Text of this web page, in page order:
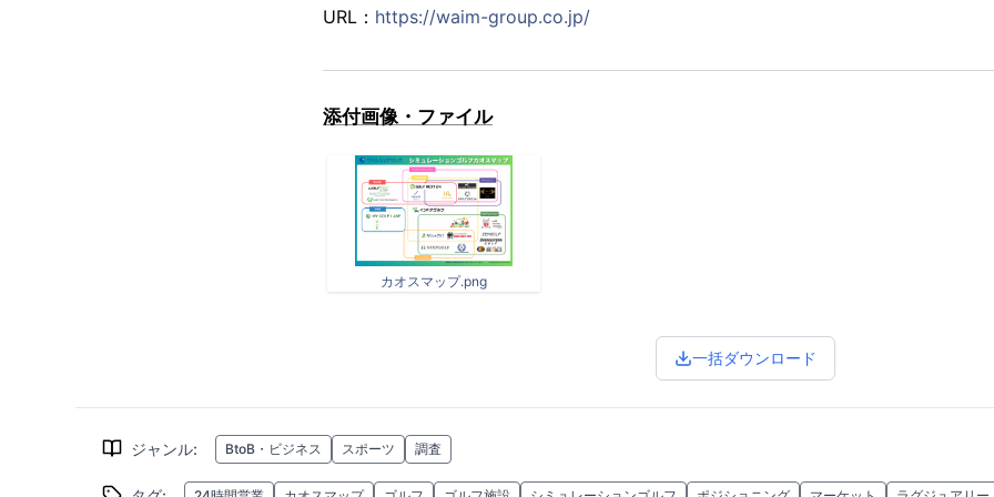
URL： https://waim-group.co.jp/
添付画像・ファイル
カオスマップ.png
一括ダウンロード
ジャンル: BtoB・ビジネス スポーツ 調査